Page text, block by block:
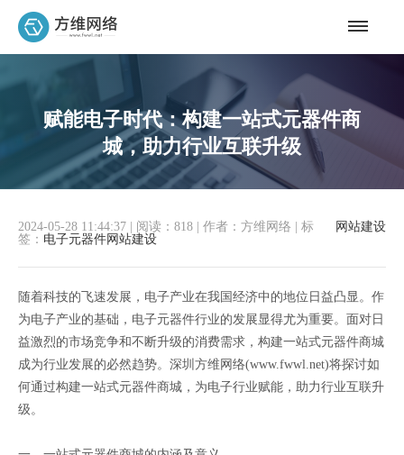
赋能电子时代：构建一站式元器件商
城，助力行业互联升级
网站建设
2024-05-28 11:44:37 阅读：818 作者：方维网络
标
签： 电子元器件网站建设
随着科技的飞速发展，电子产业在我国经济中的地位日益凸显。作
为电子产业的基础，电子元器件行业的发展显得尤为重要。面对日
益激烈的市场竞争和不断升级的消费需求，构建一站式元器件商城
成为行业发展的必然趋势。深圳方维网络(www.fwwl.net)将探讨如
何通过构建一站式元器件商城，为电子行业赋能，助力行业互联升
级。